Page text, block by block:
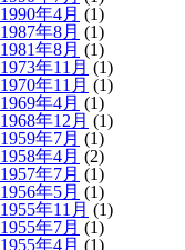
1990年4月 (1)
1987年8月 (1)
1981年8月 (1)
1973年11月 (1)
1970年11月 (1)
1969年4月 (1)
1968年12月 (1)
1959年7月 (1)
1958年4月 (2)
1957年7月 (1)
1956年5月 (1)
1955年11月 (1)
1955年7月 (1)
1955年4月 (1)